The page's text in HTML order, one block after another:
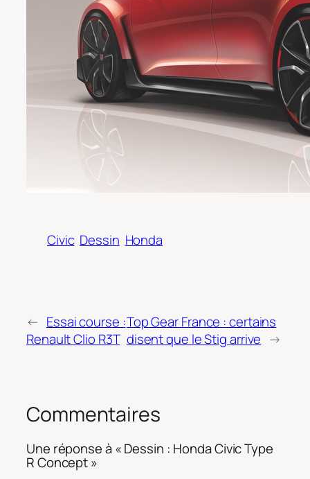
Civic Dessin Honda
← Essai course :
Renault Clio R3T
Top Gear France : certains
disent que le Stig arrive →
Commentaires
Une réponse à « Dessin : Honda Civic Type
R Concept »